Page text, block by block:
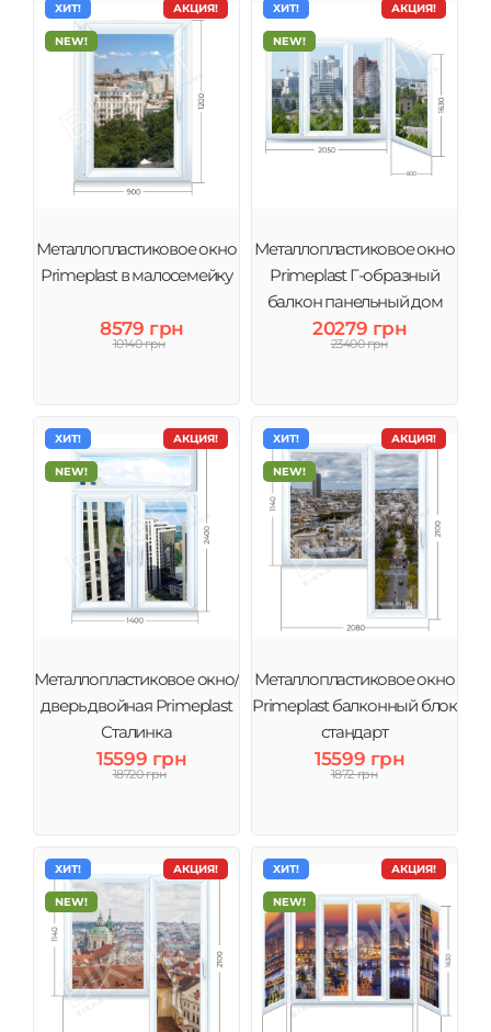
АКЦИЯ!
ХИТ!
NEW!
Металлопластиковое окно
Primeplast в малосемейку
8579 грн
10140 грн
АКЦИЯ!
ХИТ!
NEW!
Металлопластиковое окно
Primeplast Г-образный
балкон панельный дом
20279 грн
23400 грн
АКЦИЯ!
ХИТ!
NEW!
Металлопластиковое окно/
дверь двойная Primeplast
Сталинка
15599 грн
18720 грн
АКЦИЯ!
ХИТ!
NEW!
Металлопластиковое окно
Primeplast балконный блок
стандарт
15599 грн
1872 грн
АКЦИЯ!
ХИТ!
NEW!
АКЦИЯ!
ХИТ!
NEW!